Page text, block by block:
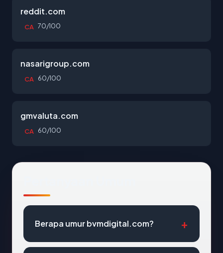
reddit.com
CA 70/100
nasarigroup.com
CA 60/100
gmvaluta.com
CA 60/100
Berapa umur bvmdigital.com?